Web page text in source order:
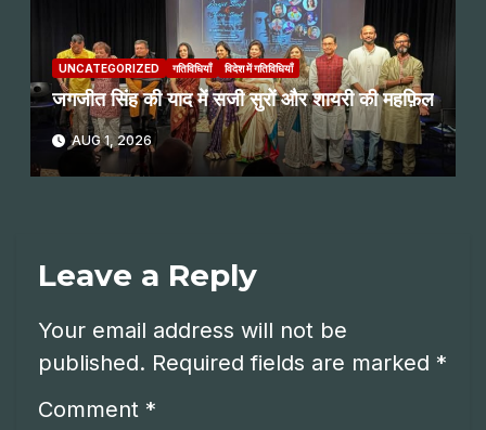
UNCATEGORIZED गतिविधियाँ विदेश में गतिविधियाँ
जगजीत सिंह की याद में सजी सुरों और शायरी की महफ़िल
AUG 1, 2026
Leave a Reply
Your email address will not be
published. Required fields are marked *
Comment *